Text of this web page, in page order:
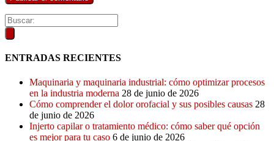
ENTRADAS RECIENTES
Maquinaria y maquinaria industrial: cómo optimizar procesos
en la industria moderna 28 de junio de 2026
Cómo comprender el dolor orofacial y sus posibles causas 28
de junio de 2026
Injerto capilar o tratamiento médico: cómo saber qué opción
es mejor para tu caso 6 de junio de 2026